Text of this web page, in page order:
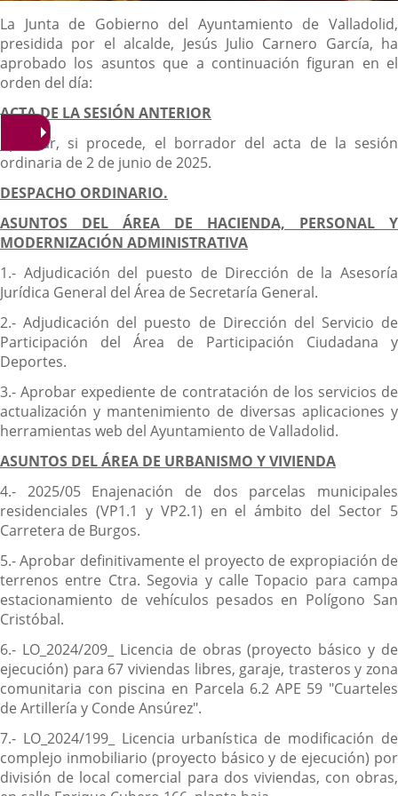
Descripción
La Junta de Gobierno del Ayuntamiento de Valladolid,
presidida por el alcalde, Jesús Julio Carnero García, ha
aprobado los asuntos que a continuación figuran en el
orden del día:
ACTA DE LA SESIÓN ANTERIOR
Aprobar, si procede, el borrador del acta de la sesión
ordinaria de 2 de junio de 2025.
DESPACHO ORDINARIO.
ASUNTOS DEL ÁREA DE HACIENDA, PERSONAL Y
MODERNIZACIÓN ADMINISTRATIVA
1.- Adjudicación del puesto de Dirección de la Asesoría
Jurídica General del Área de Secretaría General.
2.- Adjudicación del puesto de Dirección del Servicio de
Participación del Área de Participación Ciudadana y
Deportes.
3.- Aprobar expediente de contratación de los servicios de
actualización y mantenimiento de diversas aplicaciones y
herramientas web del Ayuntamiento de Valladolid.
ASUNTOS DEL ÁREA DE URBANISMO Y VIVIENDA
4.- 2025/05 Enajenación de dos parcelas municipales
residenciales (VP1.1 y VP2.1) en el ámbito del Sector 5
Carretera de Burgos.
5.- Aprobar definitivamente el proyecto de expropiación de
terrenos entre Ctra. Segovia y calle Topacio para campa
estacionamiento de vehículos pesados en Polígono San
Cristóbal.
6.- LO_2024/209_ Licencia de obras (proyecto básico y de
ejecución) para 67 viviendas libres, garaje, trasteros y zona
comunitaria con piscina en Parcela 6.2 APE 59 "Cuarteles
de Artillería y Conde Ansúrez".
7.- LO_2024/199_ Licencia urbanística de modificación de
complejo inmobiliario (proyecto básico y de ejecución) por
división de local comercial para dos viviendas, con obras,